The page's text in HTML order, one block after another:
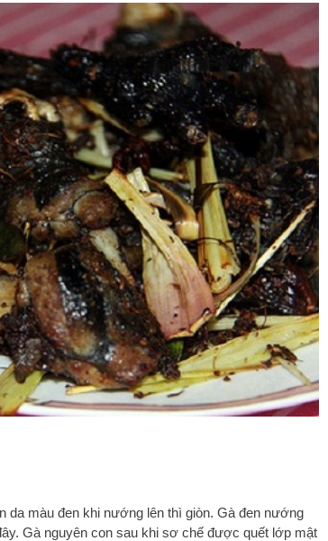
da màu đen khi nướng lên thì giòn. Gà đen nướng
Gà nguyên con sau khi sơ chế được quết lớp mật